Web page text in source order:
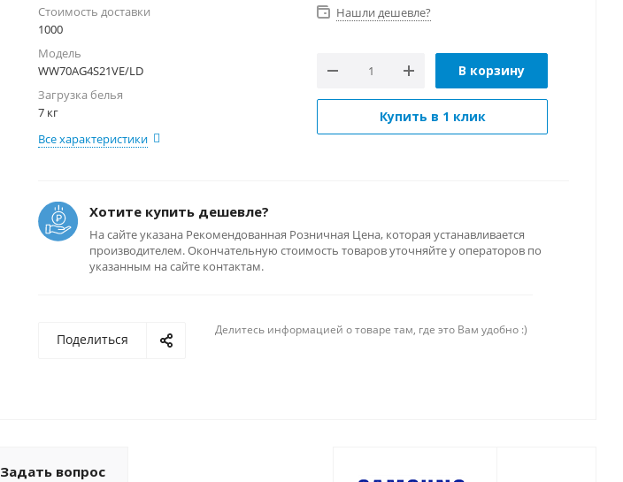
Стоимость доставки
1000
Модель
WW70AG4S21VE/LD
Загрузка белья
7 кг
Все характеристики
Нашли дешевле?
В корзину
Купить в 1 клик
Хотите купить дешевле?
На сайте указана Рекомендованная Розничная Цена, которая устанавливается
производителем. Окончательную стоимость товаров уточняйте у операторов по
указанным на сайте контактам.
Поделиться
Делитесь информацией о товаре там, где это Вам удобно :)
Задать вопрос